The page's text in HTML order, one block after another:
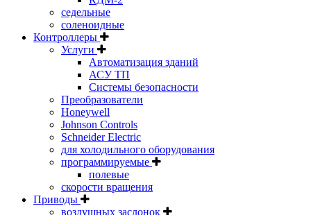
седельные
соленоидные
Контроллеры
Услуги
Автоматизация зданий
АСУ ТП
Системы безопасности
Преобразователи
Honeywell
Johnson Controls
Schneider Electric
для холодильного оборудования
программируемые
полевые
скорости вращения
Приводы
воздушных заслонок